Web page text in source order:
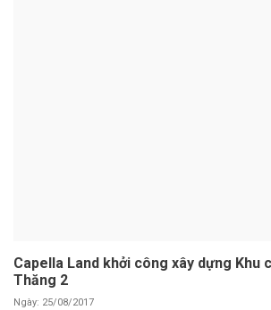
Capella Land khởi công xây dựng Khu
Thăng 2
Ngày: 25/08/2017